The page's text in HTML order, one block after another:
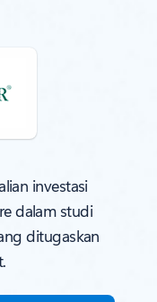
investasi
dalam studi
ditugaskan